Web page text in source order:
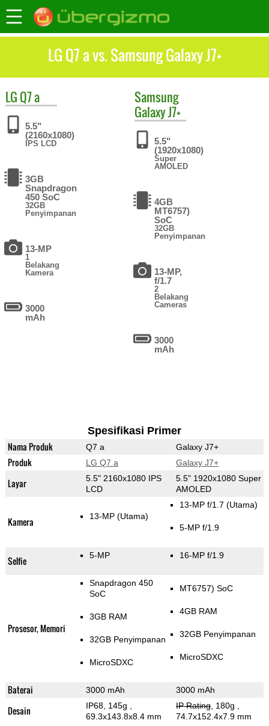
LG Q7 a vs. Samsung Galaxy J7+
LG Q7 a
5.5"
(2160x1080)
IPS LCD
3GB
Snapdragon
450 SoC
32GB
Penyimpanan
13-MP
1
Belakang
Kamera
3000
mAh
Samsung
Galaxy J7+
5.5"
(1920x1080)
Super
AMOLED
4GB
MT6757)
SoC
32GB
Penyimpanan
13-MP,
f/1.7
2
Belakang
Cameras
3000
mAh
Spesifikasi Primer
Nama Produk Q7 a Galaxy J7+
Produk LG Q7 a Galaxy J7+
Layar
5.5" 2160x1080 IPS
LCD
5.5" 1920x1080 Super
AMOLED
Kamera 13-MP (Utama)
13-MP f/1.7 (Utama)
5-MP f/1.9
Selfie 5-MP 16-MP f/1.9
Prosesor, Memori
Snapdragon 450
SoC
3GB RAM
32GB Penyimpanan
MicroSDXC
MT6757) SoC
4GB RAM
32GB Penyimpanan
MicroSDXC
Baterai 3000 mAh 3000 mAh
Desain IP68, 145g
69.3x143.8x8.4 mm
IP Rating, 180g
74.7x152.4x7.9 mm